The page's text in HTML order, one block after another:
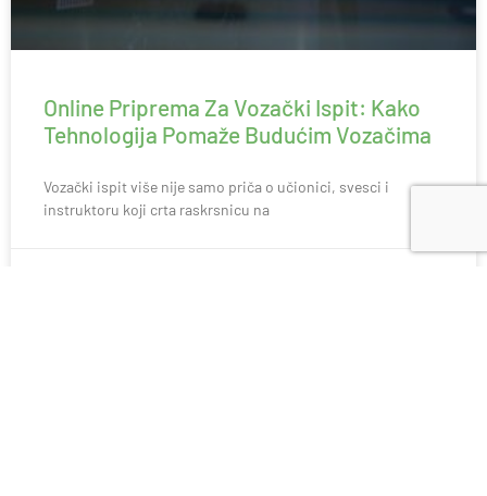
Online Priprema Za Vozački Ispit: Kako
Tehnologija Pomaže Budućim Vozačima
Vozački ispit više nije samo priča o učionici, svesci i
instruktoru koji crta raskrsnicu na